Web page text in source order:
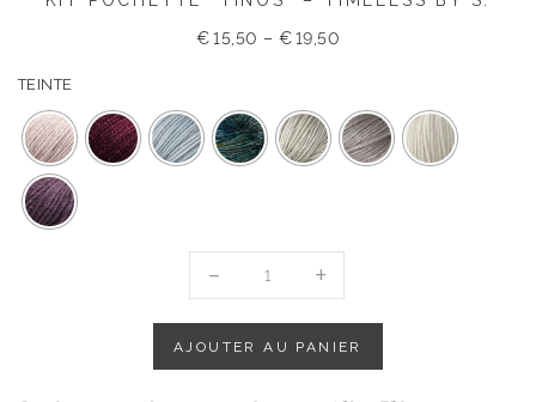
€ 15,50 – €19,50
TEINTE
POCHETTE
AJOUTER AU PANIER